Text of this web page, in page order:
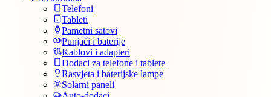
Telefoni
Tableti
Pametni satovi
Punjači i baterije
Kablovi i adapteri
Dodaci za telefone i tablete
Rasvjeta i baterijske lampe
Solarni paneli